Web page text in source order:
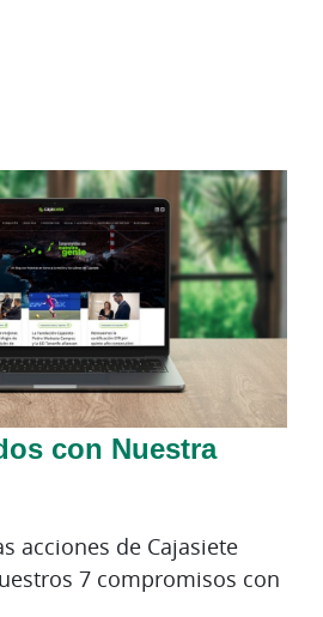
con Nuestra
acciones de Cajasiete
7 compromisos con